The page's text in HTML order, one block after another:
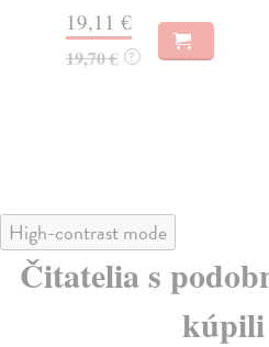
17,90 € ?
High-contrast mode
Čitatelia s